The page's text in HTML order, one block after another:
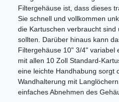
Filtergehäuse ist, dass dieses
Sie schnell und vollkommen
die Kartuschen verbraucht sind
sollten. Darüber hinaus kann
Filtergehäuse 10" 3/4" variabel
mit allen 10 Zoll Standard-
eine leichte Handhabung sorgt
Wandhalterung mit
einfaches Abnehmen des